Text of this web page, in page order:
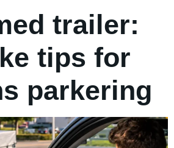
trailer:
tips for
parkering